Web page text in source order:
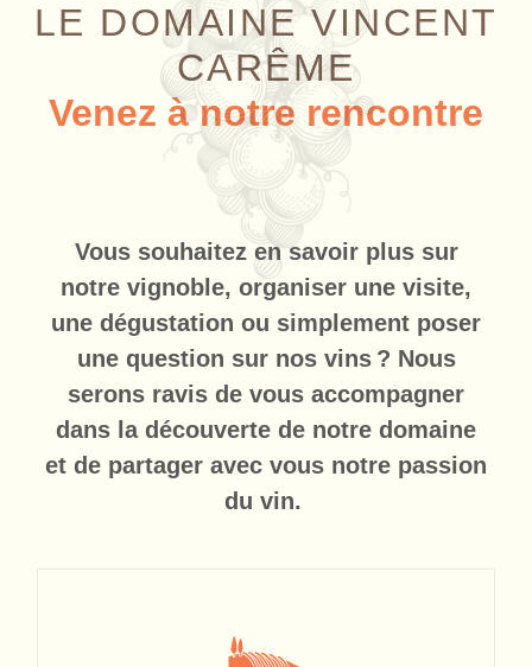
LE DOMAINE VINCENT
CARÊME
Venez à notre rencontre
Vous souhaitez en savoir plus sur
notre vignoble, organiser une visite,
une dégustation ou simplement poser
une question sur nos vins ? Nous
serons ravis de vous accompagner
dans la découverte de notre domaine
et de partager avec vous notre passion
du vin.